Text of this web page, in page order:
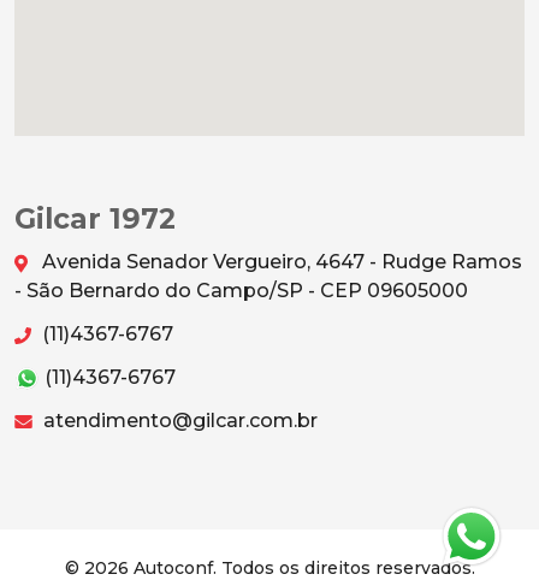
Gilcar 1972
Avenida Senador Vergueiro, 4647 - Rudge Ramos
- São Bernardo do Campo/SP - CEP 09605000
(11)4367-6767
(11)4367-6767
atendimento@gilcar.com.br
© 2026 Autoconf. Todos os direitos reservados.